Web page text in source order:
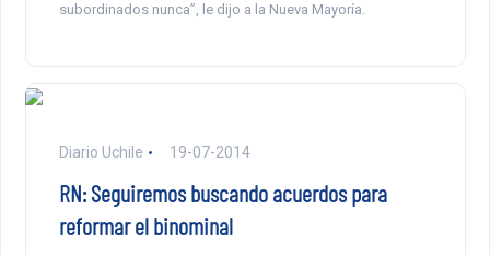
subordinados nunca”, le dijo a la Nueva Mayoría.
Diario Uchile 19-07-2014
RN: Seguiremos buscando acuerdos para
reformar el binominal